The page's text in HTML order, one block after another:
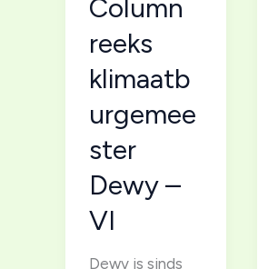
2v3
Column
reeks
klimaatb
urgemee
ster
Dewy –
VI
Dewy is sinds